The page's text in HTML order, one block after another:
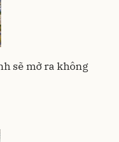
sẽ mở ra không